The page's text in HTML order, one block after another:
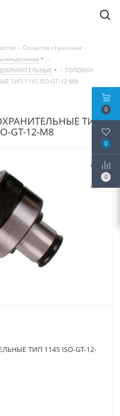
- Оснастка станочная -
-
- ГОЛОВКИ
ТИП 1145 ISO-GT-12-M8
ТИП
GT-12-M8
ТИП 1145 ISO-GT-12-
0
0
0